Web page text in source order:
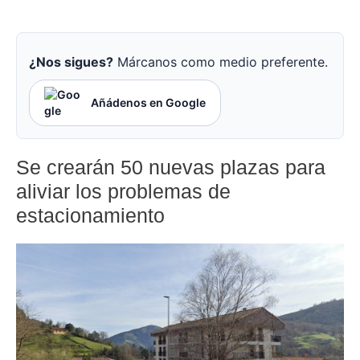
¿Nos sigues? Márcanos como medio preferente.
Añádenos en Google
Se crearán 50 nuevas plazas para
aliviar los problemas de
estacionamiento